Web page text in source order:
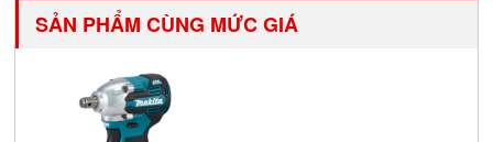
SẢN PHẨM CÙNG MỨC GIÁ